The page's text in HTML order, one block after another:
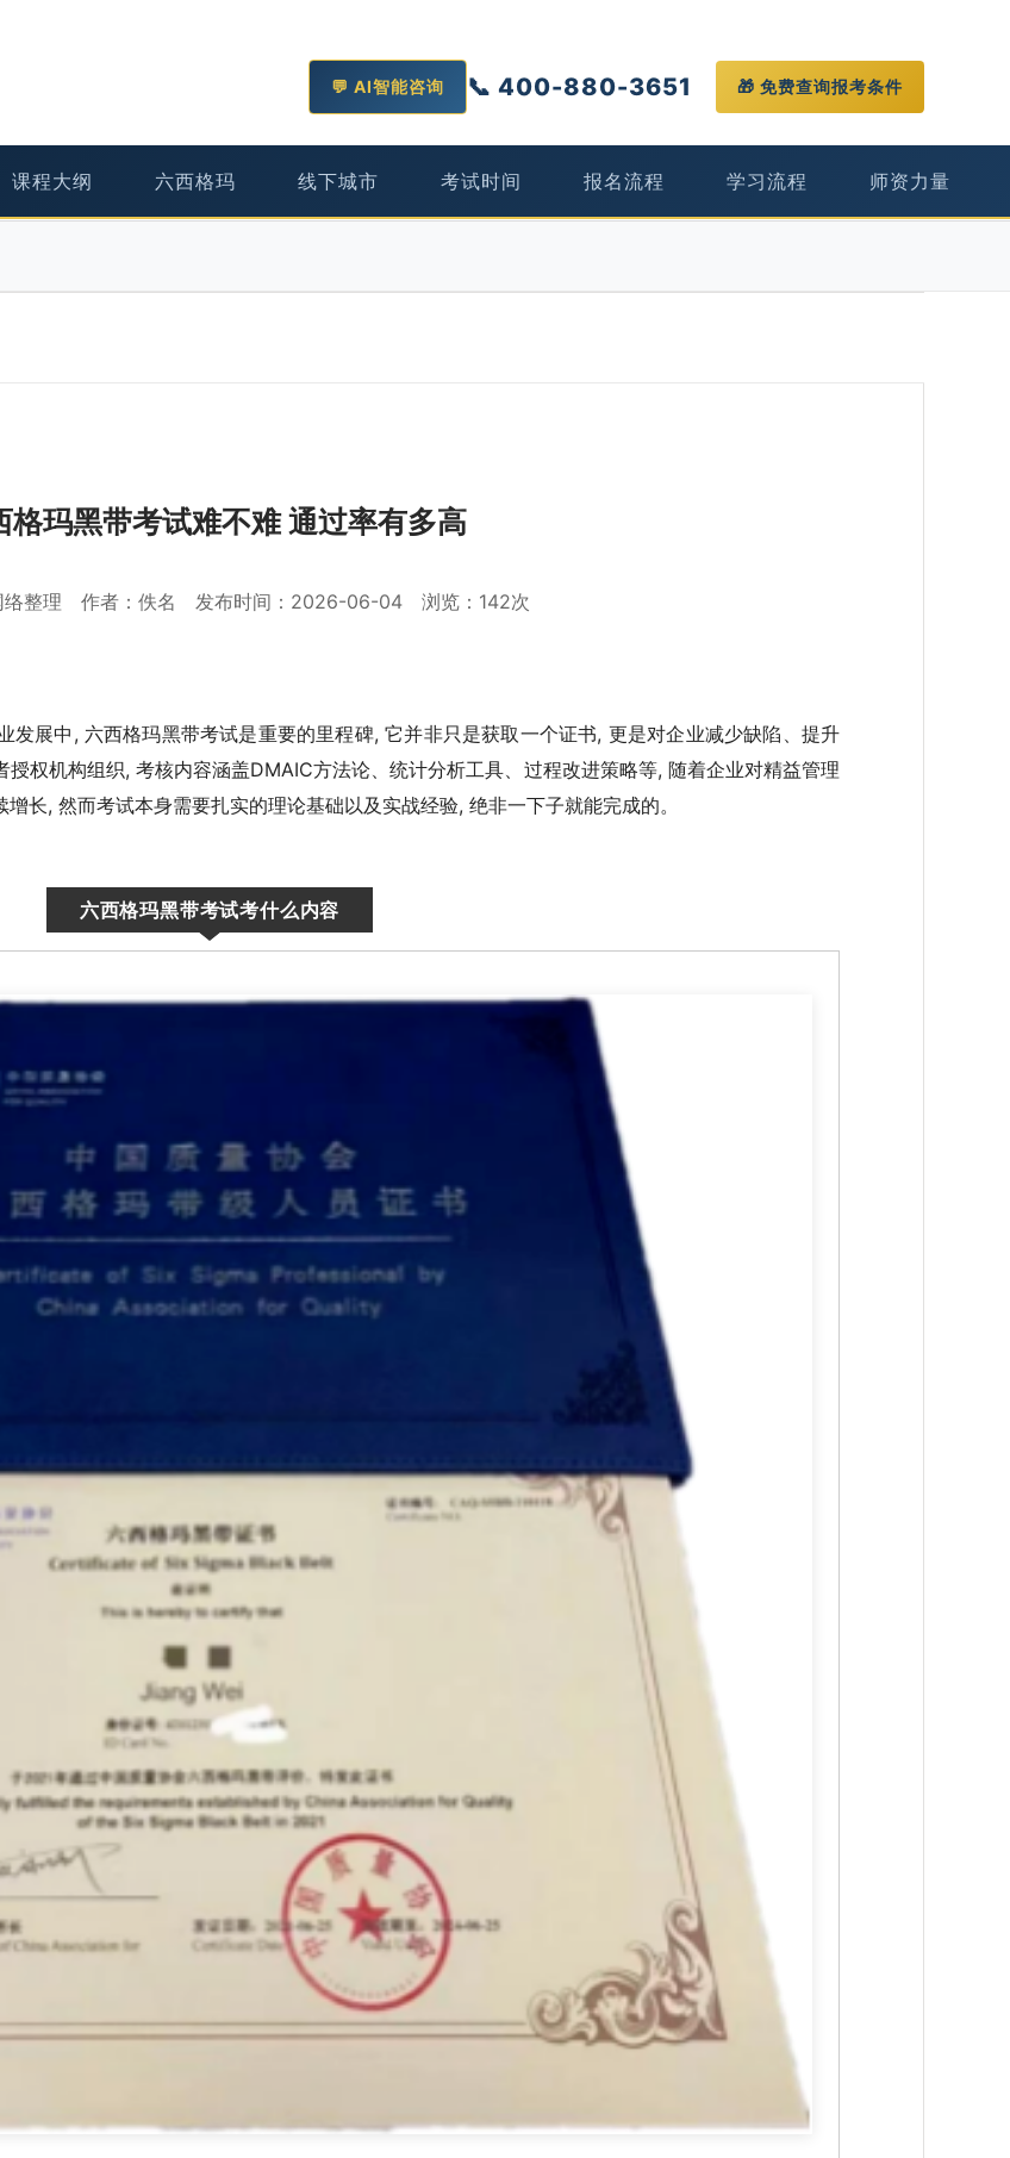
💬 AI智能咨询 📞 400-880-3651 🎁 免费查询报考条件
课程大纲 六西格玛 线下城市 考试时间 报名流程 学习流程 师资力量
格玛黑带考试难不难 通过率有多高
络整理 作者：佚名 发布时间：2026-06-04 浏览：142次
发展中, 六西格玛黑带考试是重要的里程碑, 它并非只是获取一个证书, 更是对企业减少缺陷、提升
权机构组织, 考核内容涵盖DMAIC方法论、统计分析工具、过程改进策略等, 随着企业对精益管理
长, 然而考试本身需要扎实的理论基础以及实战经验, 绝非一下子就能完成的。
六西格玛黑带考试考什么内容